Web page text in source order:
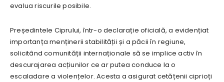
evalua riscurile posibile.
Președintele Ciprului, într-o declarație oficială, a evidențiat
importanța menținerii stabilității și a păcii în regiune,
solicitând comunității internaționale să se implice activ în
descurajarea acțiunilor ce ar putea conduce la o
escaladare a violențelor. Acesta a asigurat cetățenii ciprioți